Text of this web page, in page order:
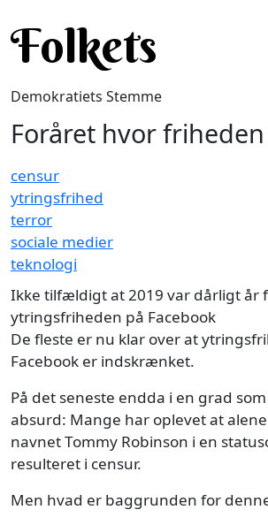
Folkets
Demokratiets Stemme
Foråret hvor
censur
ytringsfrihed
terror
sociale medier
teknologi
Ikke tilfældigt at 2019 var dårligt år
ytringsfriheden på Facebook
De fleste er nu klar over at
Facebook er indskrænket.
På det seneste endda i en grad
absurd: Mange har oplevet at
navnet Tommy Robinson i en
resulteret i censur.
Men hvad er baggrunden for